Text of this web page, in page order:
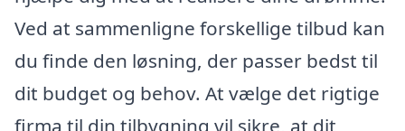
Ved at sammenligne forskellige tilbud kan
du finde den løsning, der passer bedst til
dit budget og behov. At vælge det rigtige
firma til din tilbygning vil sikre, at dit